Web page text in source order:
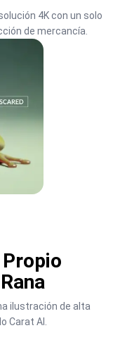
4K con un solo
de mercancía.
ilustración de alta
Carat AI.